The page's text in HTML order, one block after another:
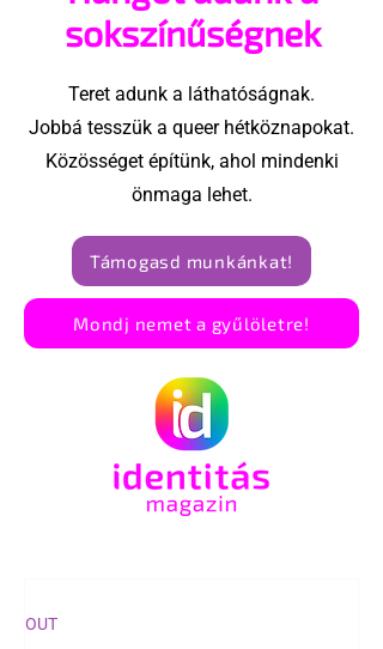
sokszínűségnek
Teret adunk a láthatóságnak.
Jobbá tesszük a queer hétköznapokat.
Közösséget építünk, ahol mindenki
önmaga lehet.
Támogasd munkánkat!
Mondj nemet a gyűlöletre!
OUT